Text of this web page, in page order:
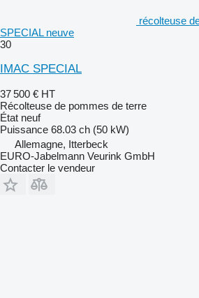
récolteuse
SPECIAL neuve
30
IMAC SPECIAL
37 500 € HT
Récolteuse de pommes de terre
État neuf
Puissance 68.03 ch (50 kW)
Allemagne, Itterbeck
EURO-Jabelmann Veurink GmbH
Contacter le vendeur